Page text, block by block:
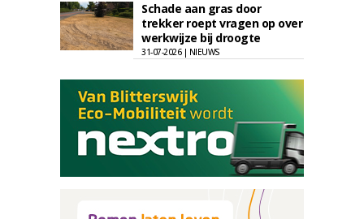
Schade aan gras door
trekker roept vragen op over
werkwijze bij droogte
31-07-2026 | NIEUWS